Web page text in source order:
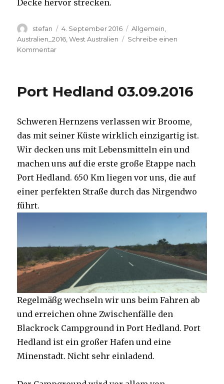
Decke hervor strecken.
Autor
stefan
Veröffentlicht
am
4. September 2016 Kategorien
Allgemein
Australien_2016,West Australien
Schreibe einen
Kommentarzu
Port Hedland 03.09.2016
Schweren Hernzens verlassen wir Broome,
das mit seiner Küste wirklich einzigartig ist.
Wir decken uns mit Lebensmitteln ein und
machen uns auf die erste große Etappe nach
Port Hedland. 650 Km liegen vor uns, die auf
einer perfekten Straße durch das Nirgendwo
führt.
Regelmäßg wechseln wir uns beim Fahren ab
und erreichen ohne Zwischenfälle den
Blackrock Campground in Port Hedland. Port
Hedland ist ein großer Hafen und eine
Minenstadt. Nicht sehr einladend.